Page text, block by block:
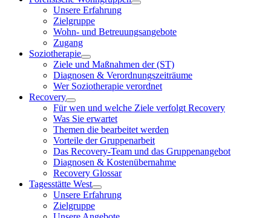
Unsere Erfahrung
Zielgruppe
Wohn- und Betreuungsangebote
Zugang
Soziotherapie
Ziele und Maßnahmen der (ST)
Diagnosen & Verordnungszeiträume
Wer Soziotherapie verordnet
Recovery
Für wen und welche Ziele verfolgt Recovery
Was Sie erwartet
Themen die bearbeitet werden
Vorteile der Gruppenarbeit
Das Recovery-Team und das Gruppenangebot
Diagnosen & Kostenübernahme
Recovery Glossar
Tagesstätte West
Unsere Erfahrung
Zielgruppe